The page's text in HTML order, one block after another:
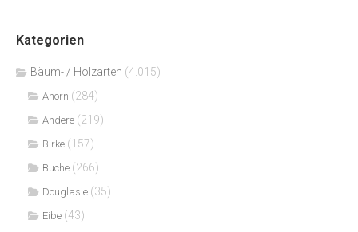
Kategorien
Bäum- / Holzarten (4.015)
Ahorn (284)
Andere (219)
Birke (157)
Buche (266)
Douglasie (35)
Eibe (43)